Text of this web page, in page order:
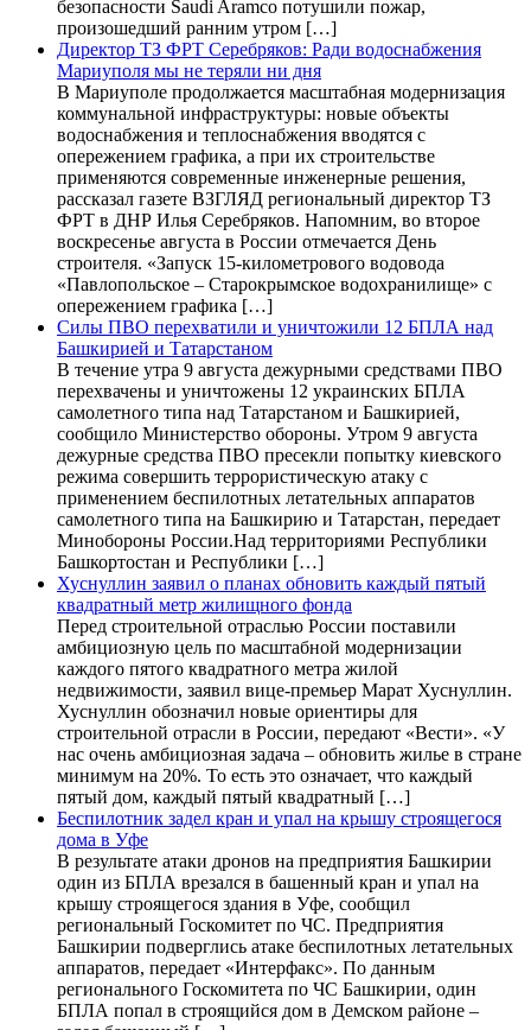
безопасности Saudi Aramco потушили пожар,
произошедший ранним утром […]
Директор ТЗ ФРТ Серебряков: Ради водоснабжения
Мариуполя мы не теряли ни дня
В Мариуполе продолжается масштабная модернизация
коммунальной инфраструктуры: новые объекты
водоснабжения и теплоснабжения вводятся с
опережением графика, а при их строительстве
применяются современные инженерные решения,
рассказал газете ВЗГЛЯД региональный директор ТЗ
ФРТ в ДНР Илья Серебряков. Напомним, во второе
воскресенье августа в России отмечается День
строителя. «Запуск 15-километрового водовода
«Павлопольское – Старокрымское водохранилище» с
опережением графика […]
Силы ПВО перехватили и уничтожили 12 БПЛА над
Башкирией и Татарстаном
В течение утра 9 августа дежурными средствами ПВО
перехвачены и уничтожены 12 украинских БПЛА
самолетного типа над Татарстаном и Башкирией,
сообщило Министерство обороны. Утром 9 августа
дежурные средства ПВО пресекли попытку киевского
режима совершить террористическую атаку с
применением беспилотных летательных аппаратов
самолетного типа на Башкирию и Татарстан, передает
Минобороны России.Над территориями Республики
Башкортостан и Республики […]
Хуснуллин заявил о планах обновить каждый пятый
квадратный метр жилищного фонда
Перед строительной отраслью России поставили
амбициозную цель по масштабной модернизации
каждого пятого квадратного метра жилой
недвижимости, заявил вице-премьер Марат Хуснуллин.
Хуснуллин обозначил новые ориентиры для
строительной отрасли в России, передают «Вести». «У
нас очень амбициозная задача – обновить жилье в стране
минимум на 20%. То есть это означает, что каждый
пятый дом, каждый пятый квадратный […]
Беспилотник задел кран и упал на крышу строящегося
дома в Уфе
В результате атаки дронов на предприятия Башкирии
один из БПЛА врезался в башенный кран и упал на
крышу строящегося здания в Уфе, сообщил
региональный Госкомитет по ЧС. Предприятия
Башкирии подверглись атаке беспилотных летательных
аппаратов, передает «Интерфакс». По данным
регионального Госкомитета по ЧС Башкирии, один
БПЛА попал в строящийся дом в Демском районе –